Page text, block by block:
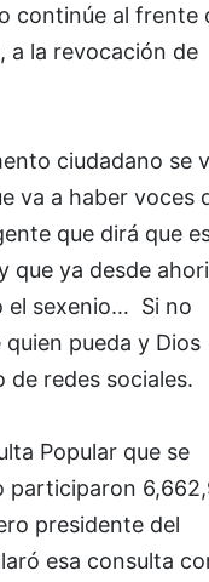
continúe al frente
a la revocación de
ciudadano se
va a haber voces
que dirá que
que ya desde
el sexenio… Si no
pueda y Dios
de redes sociales.
Popular que se
participaron
presidente del
esa consulta